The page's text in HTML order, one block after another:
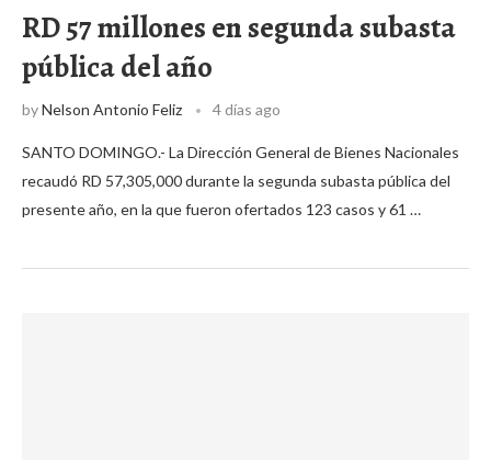
RD 57 millones en segunda subasta
pública del año
byNelson Antonio Feliz 4 días ago
SANTO DOMINGO.- La Dirección General de Bienes Nacionales
recaudó RD 57,305,000 durante la segunda subasta pública del
presente año, en la que fueron ofertados 123 casos y 61 …